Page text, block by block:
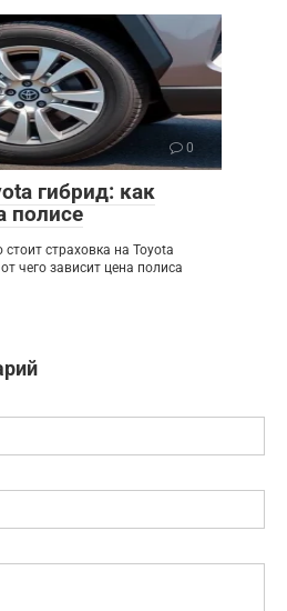
0
гибрид: как
полисе
стоит страховка на Toyota
чего зависит цена полиса